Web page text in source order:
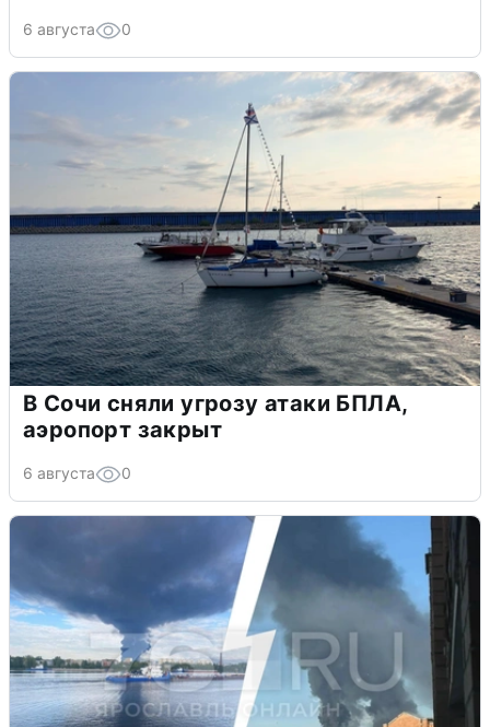
6 августа 0
В Сочи сняли угрозу атаки БПЛА,
аэропорт закрыт
6 августа 0